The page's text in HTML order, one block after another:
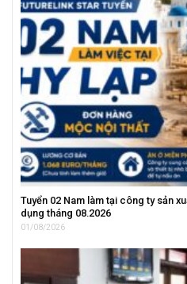
Tuyển 02 Nam làm tại công ty sản
dụng tháng 08.2026
01/08/2026